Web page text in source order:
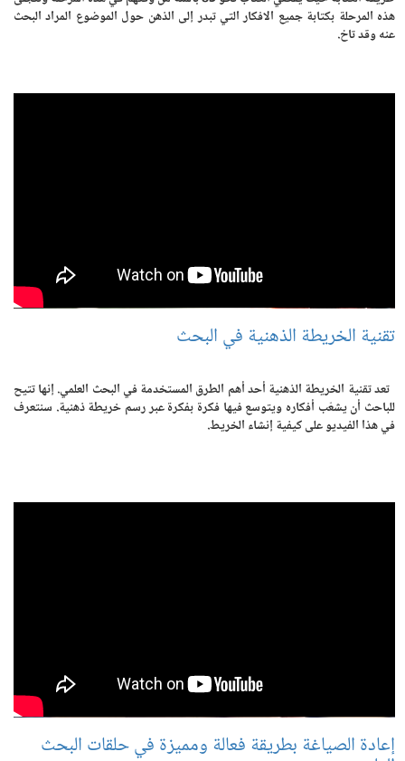
هذه المرحلة بكتابة جميع الافكار التي تبدر إلى الذهن حول الموضوع المراد البحث
عنه وقد تاخ.
تقنية الخريطة الذهنية في البحث
تعد تقنية الخريطة الذهنية أحد أهم الطرق المستخدمة في البحث العلمي. إنها تتيح
للباحث أن يشعّب أفكاره ويتوسع فيها فكرة بفكرة عبر رسم خريطة ذهنية. سنتعرف
في هذا الفيديو على كيفية إنشاء الخريط.
إعادة الصياغة بطريقة فعالة ومميزة في حلقات البحث